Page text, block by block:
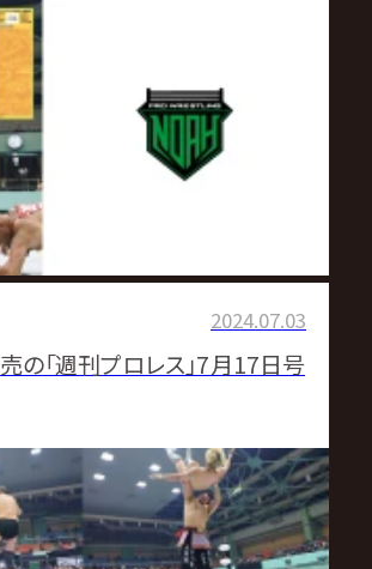
2024.07.03
の「週刊プロレス」7月17日号